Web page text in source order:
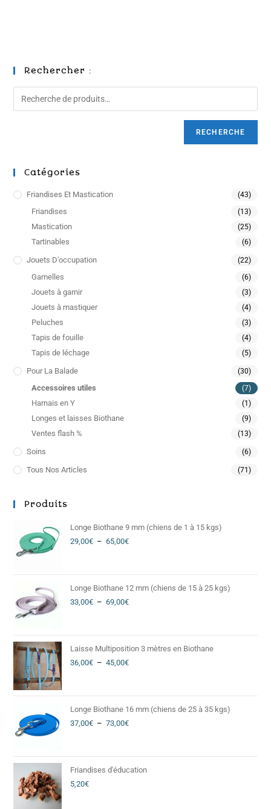
Rechercher :
RECHERCHE
Catégories
Friandises Et Mastication (43)
Friandises (13)
Mastication (25)
Tartinables (6)
Jouets D'occupation (22)
Gamelles (6)
Jouets à garnir (3)
Jouets à mastiquer (4)
Peluches (3)
Tapis de fouille (4)
Tapis de léchage (5)
Pour La Balade (30)
Accessoires utiles (7)
Harnais en Y (1)
Longes et laisses Biothane (9)
Ventes flash % (13)
Soins (6)
Tous Nos Articles (71)
Produits
Longe Biothane 9 mm (chiens de 1 à 15 kgs)
29,00€ – 65,00€
Longe Biothane 12 mm (chiens de 15 à 25 kgs)
33,00€ – 69,00€
Laisse Multiposition 3 mètres en Biothane
36,00€ – 45,00€
Longe Biothane 16 mm (chiens de 25 à 35 kgs)
37,00€ – 73,00€
Friandises d'éducation
5,20€